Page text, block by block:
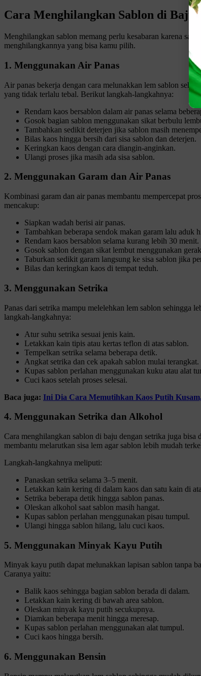
Cara Menghilangkan Sablon di Baju
Menghilangkan sablon memang perlu kesabaran karena
menghilangkannya yang bisa kamu pilih.
1. Menggunakan Air Panas
Air panas bekerja dengan cara melunakkan lem sablon
yang tidak terlalu tebal. Berikut langkah-langkahnya:
Rendam kaos bersablon dalam air panas selama
Gosok bagian sablon menggunakan sikat berbulu
Tambahkan sedikit deterjen jika sablon masih
Bilas kaos hingga bersih dari sisa sablon dan deterjen.
Keringkan kaos dengan cara diangin-anginkan.
Ulangi proses jika masih ada sisa sablon.
2. Menggunakan Garam dan Air Panas
Kombinasi garam dan air panas membantu mempercepat
mencakup:
Siapkan wadah berisi air panas.
Tambahkan beberapa sendok makan garam lalu aduk
Rendam kaos bersablon selama kurang lebih 30 menit.
Gosok sablon dengan sikat lembut menggunakan
Taburkan sedikit garam langsung ke sisa sablon jika
Bilas dan keringkan kaos di tempat teduh.
3. Menggunakan Setrika
Panas dari setrika mampu melelehkan lem sablon sehingga
langkah-langkahnya:
Atur suhu setrika sesuai jenis kain.
Letakkan kain tipis atau kertas teflon di atas sablon.
Tempelkan setrika selama beberapa detik.
Angkat setrika dan cek apakah sablon mulai terangkat.
Kupas sablon perlahan menggunakan kuku atau alat
Cuci kaos setelah proses selesai.
Baca juga: Ini Dia Cara Memutihkan Kaos Putih
4. Menggunakan Setrika dan Alkohol
Cara menghilangkan sablon di baju dengan setrika juga
membantu melarutkan sisa lem agar sablon lebih mudah
Langkah-langkahnya meliputi:
Panaskan setrika selama 3–5 menit.
Letakkan kain kering di dalam kaos dan satu kain di
Setrika beberapa detik hingga sablon panas.
Oleskan alkohol saat sablon masih hangat.
Kupas sablon perlahan menggunakan pisau tumpul.
Ulangi hingga sablon hilang, lalu cuci kaos.
5. Menggunakan Minyak Kayu Putih
Minyak kayu putih dapat melunakkan lapisan sablon tanpa
Caranya yaitu:
Balik kaos sehingga bagian sablon berada di dalam.
Letakkan kain kering di bawah area sablon.
Oleskan minyak kayu putih secukupnya.
Diamkan beberapa menit hingga meresap.
Kupas sablon perlahan menggunakan alat tumpul.
Cuci kaos hingga bersih.
6. Menggunakan Bensin